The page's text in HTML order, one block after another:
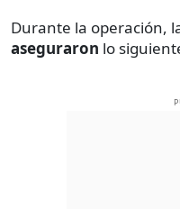
Durante la operación,
aseguraron lo